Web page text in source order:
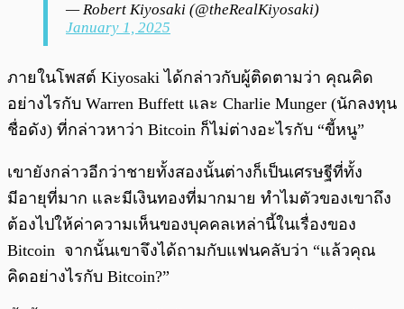
— Robert Kiyosaki (@theRealKiyosaki)
January 1, 2025
ภายในโพสต์ Kiyosaki ได้กล่าวกับผู้ติดตามว่า คุณคิด
อย่างไรกับ Warren Buffett และ Charlie Munger (นักลงทุน
ชื่อดัง) ที่กล่าวหาว่า Bitcoin ก็ไม่ต่างอะไรกับ “ขี้หนู”
เขายังกล่าวอีกว่าชายทั้งสองนั้นต่างก็เป็นเศรษฐีที่ทั้ง
มีอายุที่มาก และมีเงินทองที่มากมาย ทำไมตัวของเขาถึง
ต้องไปให้ค่าความเห็นของบุคคลเหล่านี้ในเรื่องของ
Bitcoin จากนั้นเขาจึงได้ถามกับแฟนคลับว่า “แล้วคุณ
คิดอย่างไรกับ Bitcoin?”